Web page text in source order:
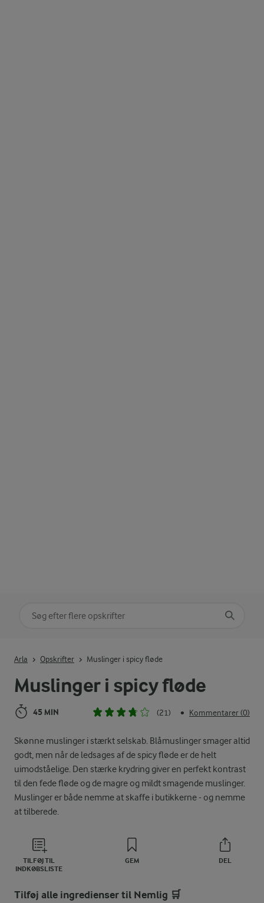
Muslinger i spicy fløde
45 MIN (21) • Kommentarer (0)
Skønne muslinger i stærkt selskab. Blåmuslinger smager altid
godt, men når de ledsages af de spicy fløde er de helt
uimodståelige. Den stærke krydring giver en perfekt kontrast
til den fede fløde og de magre og mildt smagende muslinger.
Muslinger er både nemme at skaffe i butikkerne - og nemme
at tilberede.
TILFØJ TIL
INDKØBSLISTE
GEM DEL
Arla Opskrifter Muslinger i spicy fløde
Tilføj alle ingredienser til Nemlig 🛒
Søg på kategori